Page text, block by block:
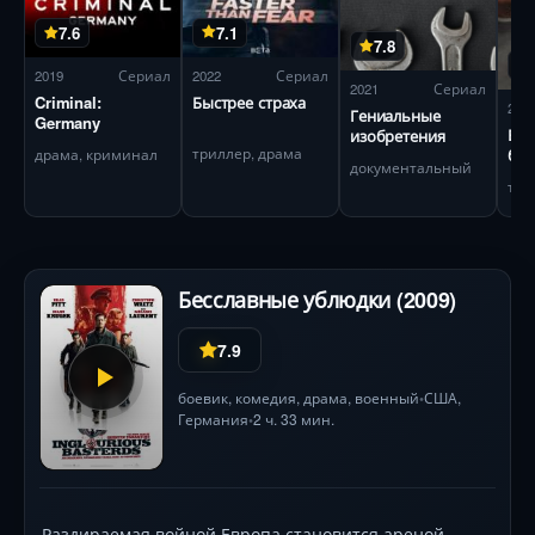
7.6
2019 Сериал
Criminal:
Germany
драма, криминал
7.1
2022 Сериал
Быстрее страха
триллер, драма
7.8
2021 Сериал
Гениальные
изобретения
документальный
2022
Бесславные ублюдки (2009)
7.9
боевик, комедия, драма, военный•США,
Германия•2 ч. 33 мин.